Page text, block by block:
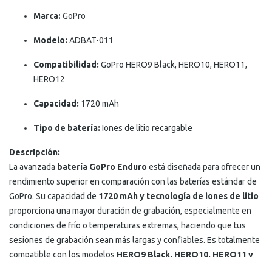
Marca: GoPro
Modelo: ADBAT-011
Compatibilidad: GoPro HERO9 Black, HERO10, HERO11,
HERO12
Capacidad: 1720 mAh
Tipo de batería: Iones de litio recargable
Descripción:
La avanzada batería GoPro Enduro está diseñada para ofrecer un
rendimiento superior en comparación con las baterías estándar de
GoPro. Su capacidad de 1720 mAh y tecnología de iones de litio
proporciona una mayor duración de grabación, especialmente en
condiciones de frío o temperaturas extremas, haciendo que tus
sesiones de grabación sean más largas y confiables. Es totalmente
compatible con los modelos HERO9 Black, HERO10, HERO11 y